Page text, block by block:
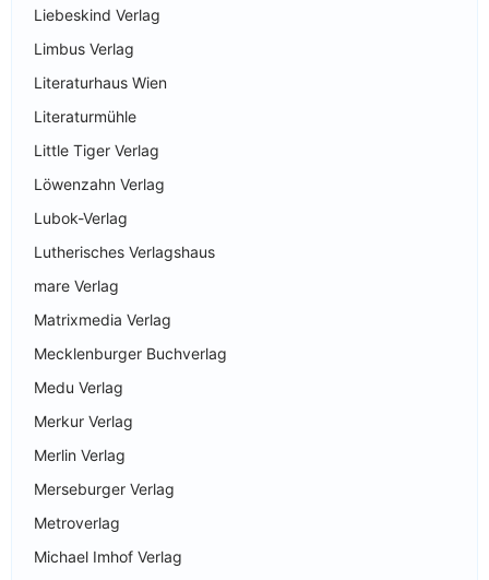
Liebeskind Verlag
Limbus Verlag
Literaturhaus Wien
Literaturmühle
Little Tiger Verlag
Löwenzahn Verlag
Lubok-Verlag
Lutherisches Verlagshaus
mare Verlag
Matrixmedia Verlag
Mecklenburger Buchverlag
Medu Verlag
Merkur Verlag
Merlin Verlag
Merseburger Verlag
Metroverlag
Michael Imhof Verlag